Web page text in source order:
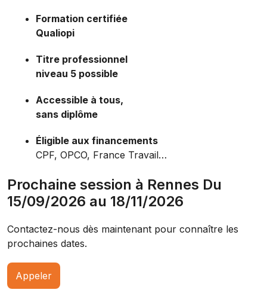
Formation certifiée
Qualiopi
Titre professionnel
niveau 5 possible
Accessible à tous,
sans diplôme
Éligible aux financements
CPF, OPCO, France Travail…
Prochaine session à Rennes Du
15/09/2026 au 18/11/2026
Contactez-nous dès maintenant pour connaître les
prochaines dates.
Appeler